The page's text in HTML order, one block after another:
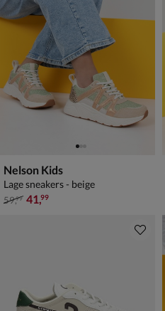
Nelson Kids
Lage sneakers - beige
van € 59,99 voor € 41,99
59,99 41,99